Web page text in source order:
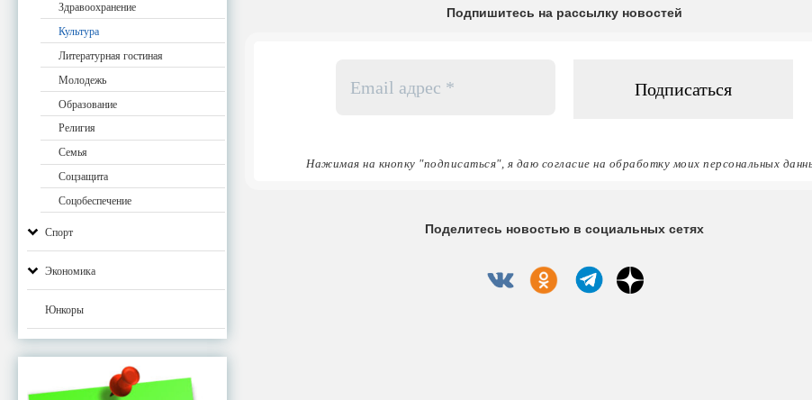
Здравоохранение
Культура
Литературная гостиная
Молодежь
Образование
Религия
Семья
Соцзащита
Соцобеспечение
Спорт
Экономика
Юнкоры
Подпишитесь на рассылку новостей
адрес
Нажимая на кнопку "подписаться", я даю согласие на обработку моих персональных
Поделитесь новостью в социальных сетях